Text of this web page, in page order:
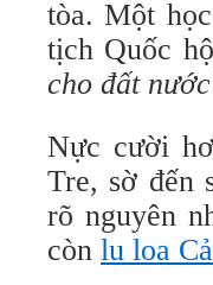
tòa. Một
tịch Quốc
cho đất
Nực cười
Tre, sờ đến
rõ nguyên
còn lu loa